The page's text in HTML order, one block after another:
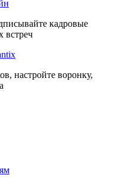
кадровые
встреч
настройте воронку,